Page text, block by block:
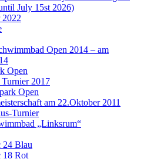
July 15st 2026)
Open 2014 – am
Open
2017
Open
am 22.Oktober 2011
Turnier
„Linksrum“
24 Blau
18 Rot